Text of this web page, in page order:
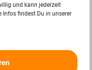
und kann jederzeit
Infos findest Du in unserer